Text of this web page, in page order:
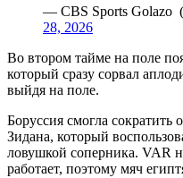
— CBS Sports Golazo
28, 2026
Во втором тайме на поле
который сразу сорвал
выйдя на поле.
Боруссия смогла сократить
Зидана, который
ловушкой соперника. VAR
работает, поэтому мяч